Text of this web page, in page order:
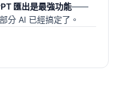
匯出是最強功能——
分 AI 已經搞定了。